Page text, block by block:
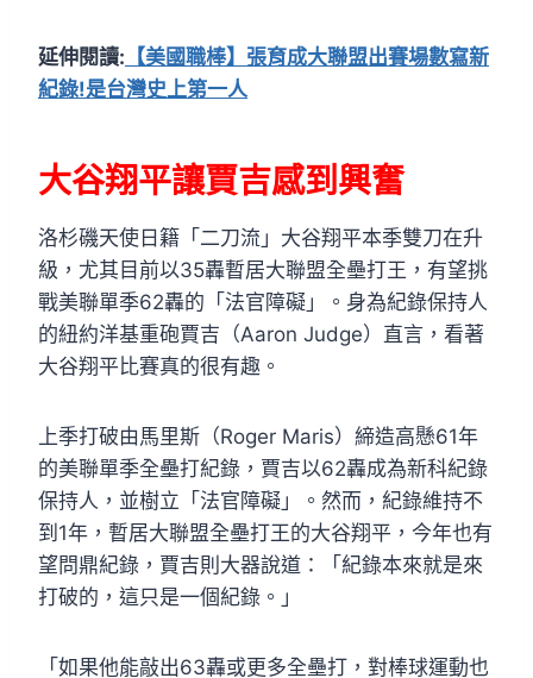
延伸閱讀: 【美國職棒】張育成大聯盟出賽場數寫新
紀錄!是台灣史上第一人
大谷翔平讓賈吉感到興奮
洛杉磯天使日籍「二刀流」大谷翔平本季雙刀在升
級，尤其目前以35轟暫居大聯盟全壘打王，有望挑
戰美聯單季62轟的「法官障礙」。身為紀錄保持人
的紐約洋基重砲賈吉（Aaron Judge）直言，看著
大谷翔平比賽真的很有趣。
上季打破由馬里斯（Roger Maris）締造高懸61年
的美聯單季全壘打紀錄，賈吉以62轟成為新科紀錄
保持人，並樹立「法官障礙」。然而，紀錄維持不
到1年，暫居大聯盟全壘打王的大谷翔平，今年也有
望問鼎紀錄，賈吉則大器說道：「紀錄本來就是來
打破的，這只是一個紀錄。」
「如果他能敲出63轟或更多全壘打，對棒球運動也